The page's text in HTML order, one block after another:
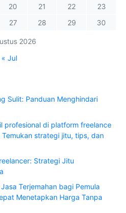
2026
20 21 22
23
27 28 29
30
« Jul
Sulit: Panduan Menghindari
profesional di platform freelance
strategi jitu, tips, dan
Strategi Jitu
Terjemahan bagi Pemula
Menetapkan Harga Tanpa